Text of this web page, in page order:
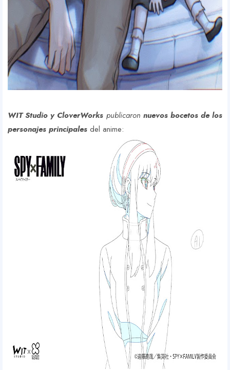
WIT Studio y CloverWorks publicaron nuevos bocetos de los
personajes principales del anime: